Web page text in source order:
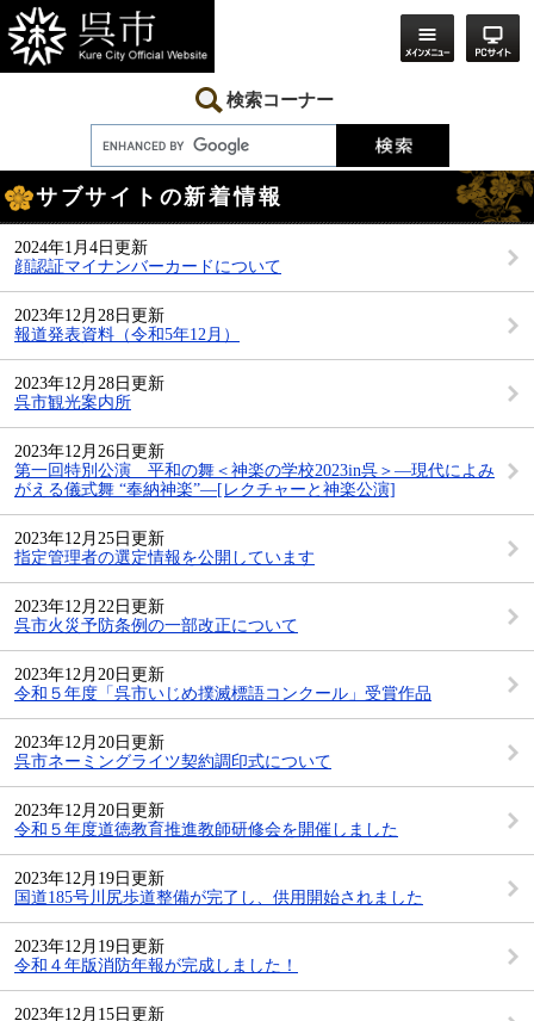
ー
ジ
の
ニ
ュ
ー
て
本
文
へ
検索コーナー
文
サブサイトの新着情報
2024年1月4日更新
顔認証マイナンバーカードについて
2023年12月28日更新
報道発表資料（令和5年12月）
2023年12月28日更新
呉市観光案内所
2023年12月26日更新
第一回特別公演 平和の舞＜神楽の学校2023in呉＞―現代によみ
がえる儀式舞 “奉納神楽”―[レクチャーと神楽公演]
2023年12月25日更新
指定管理者の選定情報を公開しています
2023年12月22日更新
呉市火災予防条例の一部改正について
2023年12月20日更新
令和５年度「呉市いじめ撲滅標語コンクール」受賞作品
2023年12月20日更新
呉市ネーミングライツ契約調印式について
2023年12月20日更新
令和５年度道徳教育推進教師研修会を開催しました
2023年12月19日更新
国道185号川尻歩道整備が完了し、供用開始されました
2023年12月19日更新
令和４年版消防年報が完成しました！
2023年12月15日更新